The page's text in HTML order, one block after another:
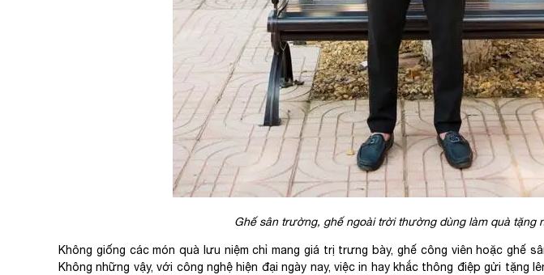
Ghế sân trường, ghế ngoài trời thường dùng làm quà tặng
Không giống các món quà lưu niệm chỉ mang giá trị trưng bày, ghế công viên hoặc ghế
Không những vậy, với công nghệ hiện đại ngày nay, việc in hay khắc thông điệp gửi tặng